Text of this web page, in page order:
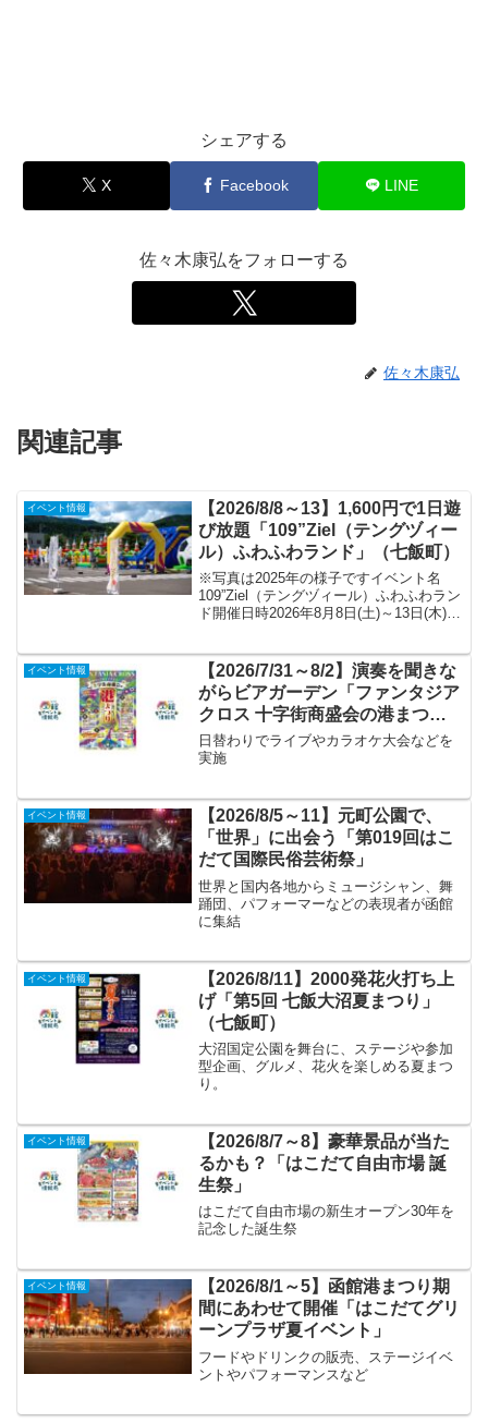
シェアする
X Facebook LINE
佐々木康弘をフォローする
佐々木康弘
関連記事
イベント情報
【2026/8/8～13】1,600円で1日遊
び放題「109”Ziel（テングヅィー
ル）ふわふわランド」（七飯町）
※写真は2025年の様子ですイベント名
109”Ziel（テングヅィール）ふわふわラン
ド開催日時2026年8月8日(土)～13日(木)
イベント情報
【2026/7/31～8/2】演奏を聞きな
がらビアガーデン「ファンタジア
クロス 十字街商盛会の港まつ
り」
日替わりでライブやカラオケ大会などを
実施
イベント情報
【2026/8/5～11】元町公園で、
「世界」に出会う「第019回はこ
だて国際民俗芸術祭」
世界と国内各地からミュージシャン、舞
踊団、パフォーマーなどの表現者が函館
に集結
イベント情報
【2026/8/11】2000発花火打ち上
げ「第5回 七飯大沼夏まつり」
（七飯町）
大沼国定公園を舞台に、ステージや参加
型企画、グルメ、花火を楽しめる夏まつ
り。
イベント情報
【2026/8/7～8】豪華景品が当た
るかも？「はこだて自由市場 誕
生祭」
はこだて自由市場の新生オープン30年を
記念した誕生祭
イベント情報
【2026/8/1～5】函館港まつり期
間にあわせて開催「はこだてグリ
ーンプラザ夏イベント」
フードやドリンクの販売、ステージイベ
ントやパフォーマンスなど